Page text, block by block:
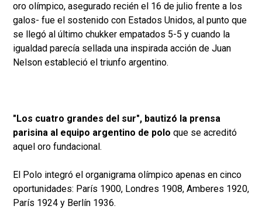
oro olímpico, asegurado recién el 16 de julio frente a los
galos- fue el sostenido con Estados Unidos, al punto que
se llegó al último chukker empatados 5-5 y cuando la
igualdad parecía sellada una inspirada acción de Juan
Nelson estableció el triunfo argentino.
"Los cuatro grandes del sur", bautizó la prensa
parisina al equipo argentino de polo que se acreditó
aquel oro fundacional.
El Polo integró el organigrama olímpico apenas en cinco
oportunidades: París 1900, Londres 1908, Amberes 1920,
París 1924 y Berlín 1936.